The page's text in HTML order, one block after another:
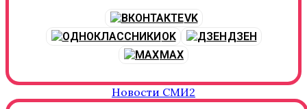
VK
OK
ДЗЕН
MAX
Новости СМИ2